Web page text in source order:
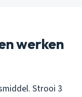
werken
Strooi 3